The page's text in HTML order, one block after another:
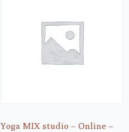
Yoga MIX studio – Online –